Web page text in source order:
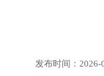
发布时间：2026-